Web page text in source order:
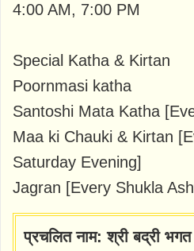
4:00 AM, 7:00 PM
Special Katha & Kirtan
Poornmasi katha
Santoshi Mata Katha
Maa ki Chauki & Kirtan
Saturday Evening]
Jagran [Every Shukla
प्रचलित नाम: श्री बद्री भगत